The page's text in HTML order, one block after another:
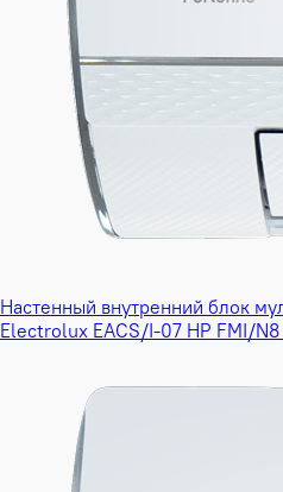
Настенный внутренний блок
Electrolux EACS/I-07 HP FMI/